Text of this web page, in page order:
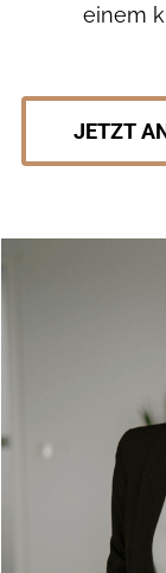
einem
JETZT